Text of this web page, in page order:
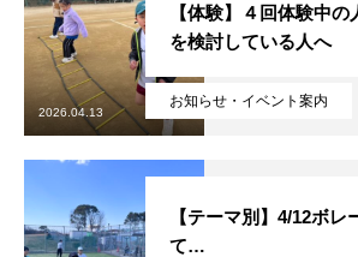
お知らせ・イベント案内
【体験】４回体験中
を検討している人へ
2026.04.13
【テーマ別】4/12ボレ
て…